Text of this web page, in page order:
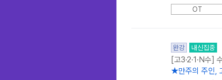
OT
완강 내신집중
[고3·2·1·N수]
★만주의 주인,